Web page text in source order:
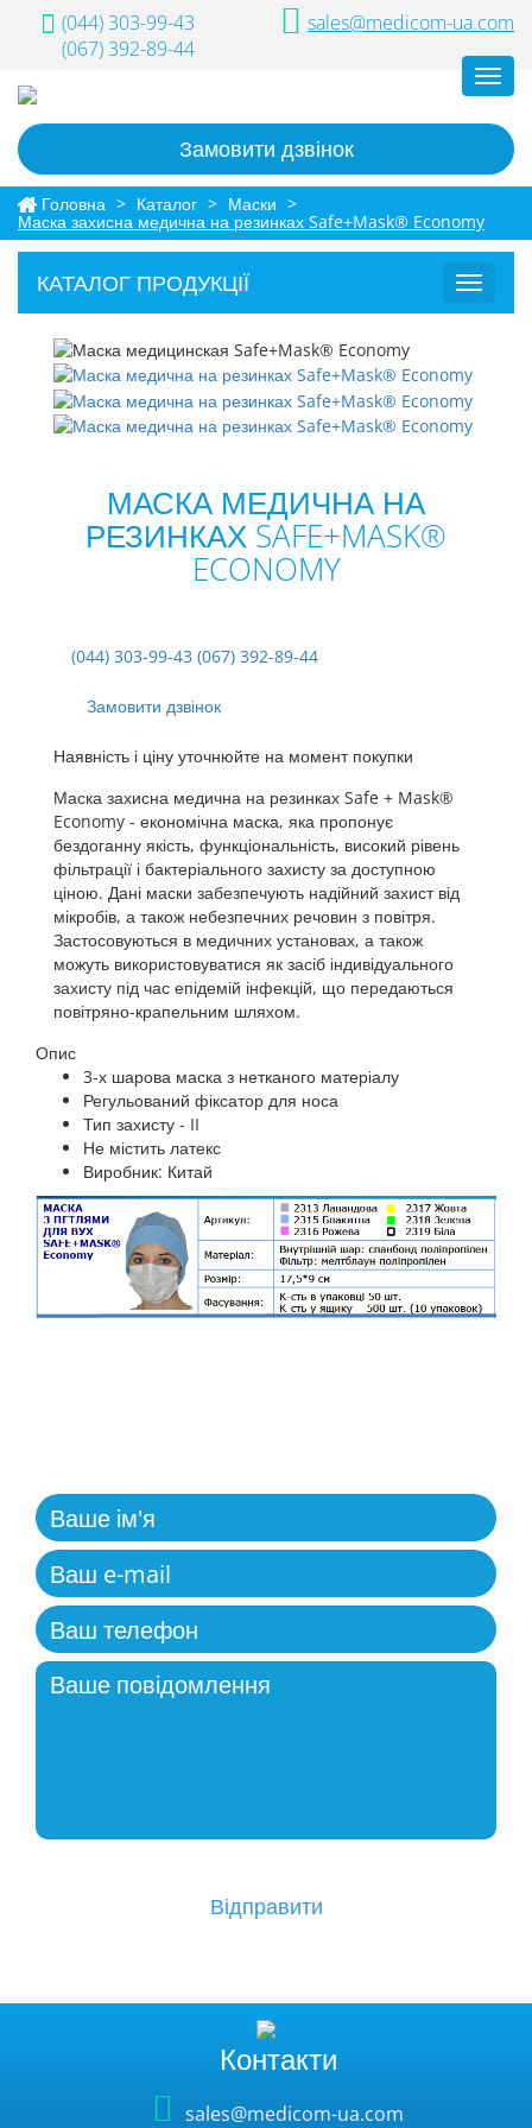
(044) 303-99-43
(067) 392-89-44
sales@medicom-ua.com
Замовити дзвінок
Головна > Каталог > Маски >
Маска захисна медична на резинках Safe+Mask® Economy
Toggle
КАТАЛОГ ПРОДУКЦІЇ
МАСКА МЕДИЧНА НА
РЕЗИНКАХ SAFE+MASK®
ECONOMY
(044) 303-99-43 (067) 392-89-44
Замовити дзвінок
Наявність і ціну уточнюйте на момент покупки
Маска захисна медична на резинках Safe + Mask®
Economy - економічна маска, яка пропонує
бездоганну якість, функціональність, високий рівень
фільтрації і бактеріального захисту за доступною
ціною. Дані маски забезпечують надійний захист від
мікробів, а також небезпечних речовин з повітря.
Застосовуються в медичних установах, а також
можуть використовуватися як засіб індивідуального
захисту під час епідемій інфекцій, що передаються
повітряно-крапельним шляхом.
Опис
3-х шарова маска з нетканого матеріалу
Регульований фіксатор для носа
Тип захисту - II
Не містить латекс
Виробник: Китай
Контакти
sales@medicom-ua.com